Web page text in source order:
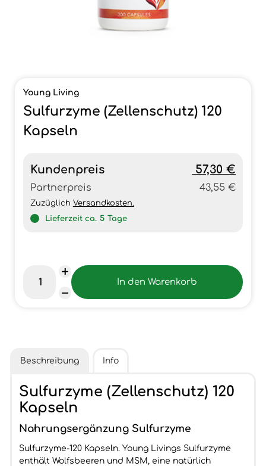
Young Living
Sulfurzyme (Zellenschutz) 120
Kapseln
Kundenpreis 57,30 €
Partnerpreis 43,55 €
Zuzüglich Versandkosten.
Lieferzeit ca. 5 Tage
Beschreibung Info
Sulfurzyme (Zellenschutz) 120
Kapseln
Nahrungsergänzung Sulfurzyme
Sulfurzyme-120 Kapseln. Young Livings Sulfurzyme
enthält Wolfsbeeren und MSM, eine natürlich